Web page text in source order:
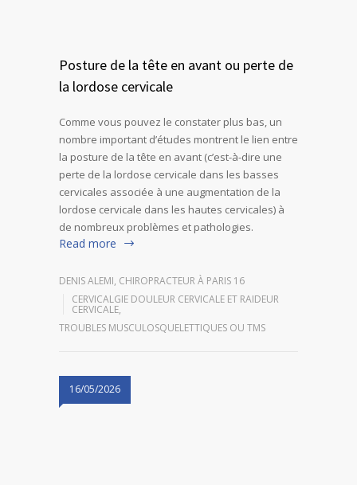
Posture de la tête en avant ou perte de
la lordose cervicale
Comme vous pouvez le constater plus bas, un
nombre important d’études montrent le lien entre
la posture de la tête en avant (c’est-à-dire une
perte de la lordose cervicale dans les basses
cervicales associée à une augmentation de la
lordose cervicale dans les hautes cervicales) à
de nombreux problèmes et pathologies.
Read more
DENIS ALEMI, CHIROPRACTEUR À PARIS 16
CERVICALGIE DOULEUR CERVICALE ET RAIDEUR
CERVICALE,
TROUBLES MUSCULOSQUELETTIQUES OU TMS
16/05/2026